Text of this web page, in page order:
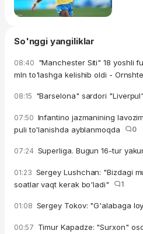
So'nggi yangiliklar
08:40 "Manchester Siti" 18 yoshli
mln to'lashga kelishib oldi -
08:15 "Barselona" sardori
07:50 Infantino jazmanining
puli to'lanishda ayblanmoqda
0
07:24 Superliga. Bugun 16-tur
01:23 Sergey Lushchan: "Bizdagi
soatlar vaqt kerak bo'ladi"
1
01:08 Sergey Tokov: "G'alabaga
00:57 Timur Kapadze: "Surxon"